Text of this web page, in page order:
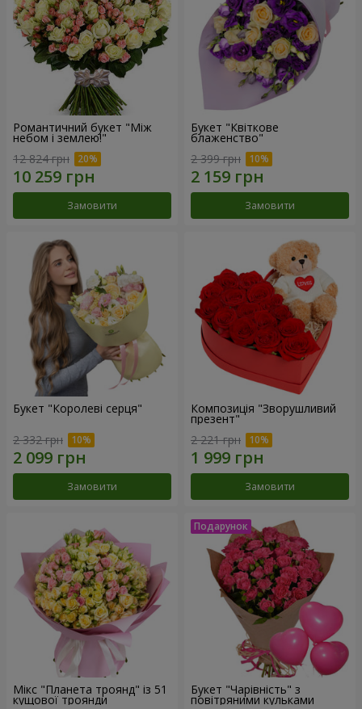
Романтичний букет "Між
небом і землею!"
12 824 грн
Замовити
Букет "Квіткове
блаженство"
2 399 грн
Замовити
Букет "Королеві серця"
2 332 грн
Замовити
Композиція "Зворушливий
презент"
2 221 грн
Замовити
Мікс "Планета троянд" із 51
кущової троянди
Букет "Чарівність" з
повітряними кульками